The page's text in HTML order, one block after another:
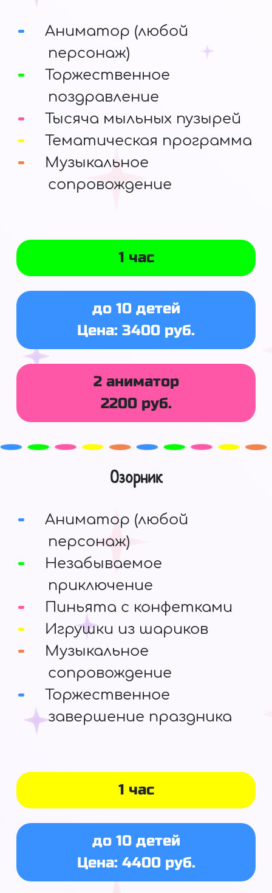
Аниматор (любой
персонаж)
Торжественное
поздравление
Тысяча мыльных пузырей
Тематическая программа
Музыкальное
сопровождение
1 час
до 10 детей
Цена: 3400 руб.
2 аниматор
2200 руб.
1 час
до 10 детей
Цена: 4400 руб.
Озорник
Аниматор (любой
персонаж)
Незабываемое
приключение
Пиньята с конфетками
Игрушки из шариков
Музыкальное
сопровождение
Торжественное
завершение праздника